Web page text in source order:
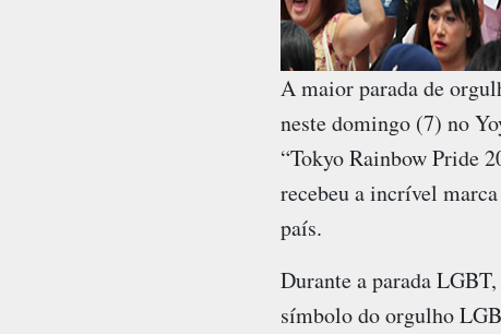
A maior parada de
neste domingo (7) no
“Tokyo Rainbow Pride
recebeu a incrível
país.
Durante a parada
símbolo do orgulho